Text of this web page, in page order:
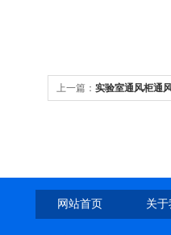
上一篇： 实验室通风柜通
网站首页 关